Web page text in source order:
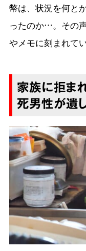
幣は、状況を何と
ったのか…。その
やメモに刻まれて
家族に拒ま
死男性が遺